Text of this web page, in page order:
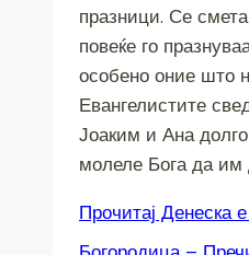
празници. Се
повеќе го
особено оние што
Евангелистите
Јоаким и Ана
молеле Бога да им
Прочитај Денеска